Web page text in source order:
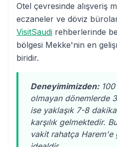
Otel çevresinde alışveriş
eczaneler ve döviz
VisitSaudi rehberlerinde
bölgesi Mekke'nin en
biridir.
Deneyimimizden:100
olmayan dönemlerde
ise yaklaşık 7-8
karşılık gelmektedir.
vakit rahatça